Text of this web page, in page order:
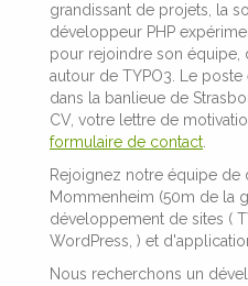
grandissant de projets, la
développeur PHP
pour rejoindre son équipe,
autour de TYPO3. Le
dans la banlieue de
CV, votre lettre de
formulaire de contact
Rejoignez notre équipe de
Mommenheim (50m de la
développement de sites (
WordPress, ) et
Nous recherchons un